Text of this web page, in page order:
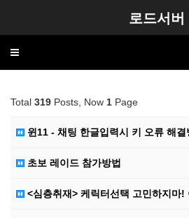
로드서버
Toggle
Total 319 Posts, Now 1 Page
윈11 - 채팅 한글입력시 키 오류 해결
초보 레이드 참가방법
<심층취재> 케릭터선택 고민하지마! 이걸로 끝!!